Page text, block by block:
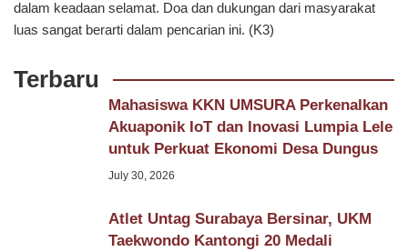
dalam keadaan selamat. Doa dan dukungan dari masyarakat
luas sangat berarti dalam pencarian ini. (K3)
Terbaru
Mahasiswa KKN UMSURA Perkenalkan
Akuaponik IoT dan Inovasi Lumpia Lele
untuk Perkuat Ekonomi Desa Dungus
July 30, 2026
Atlet Untag Surabaya Bersinar, UKM
Taekwondo Kantongi 20 Medali